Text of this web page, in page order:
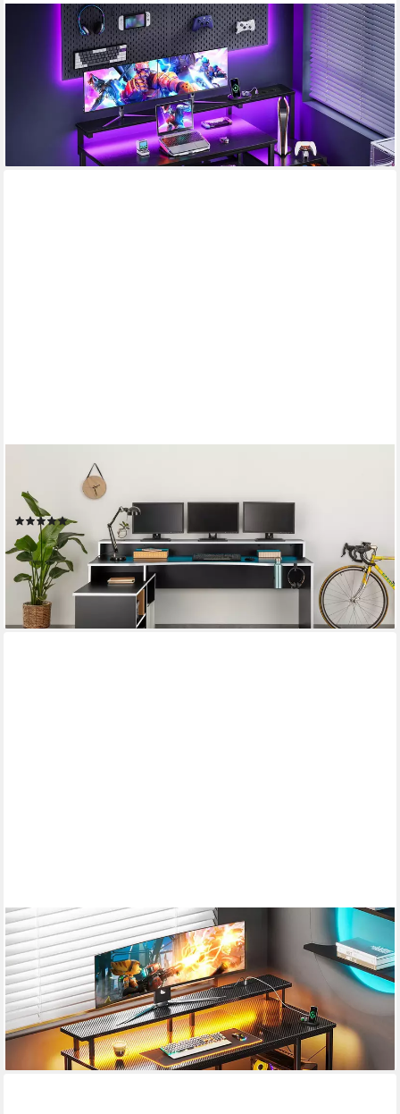
Gamingtisch mit LED-Beleuchtung, Steckdosenleiste und
ausziehbarer Tastaturablage (1-St), Mit Stoffschubladen und
Monitorständer, 140×48×90,7 cm, Schwarz
UVP171,99 €
lieferbar - in 3-4 Werktagen bei dir
Gamingtisch Tezaur, mit RGB-Beleuchtung, Breite 200 cm,
Eckschreibtisch
(28)
259,00 € UVP 589,00 €
-56%
lieferbar in 3 Wochen
ODK
Gamingtisch Computertisch mit integrierter Steckdose und LED-
Beleuchtung (1-St), 120 cm in Schwarz für Gaming und
Homeoffice
82,83 € UVP142,99 €
-42%
lieferbar - in 3-4 Werktagen bei dir